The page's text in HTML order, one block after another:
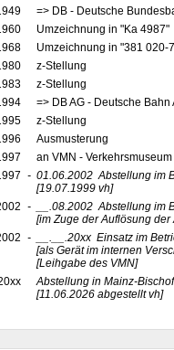
=> DB - Deutsche
Umzeichnung in "Ka 4987"
Umzeichnung in "381 020-
z-Stellung
z-Stellung
=> DB AG - Deutsche
z-Stellung
Ausmusterung
an VMN -
- 01.06.2002 Abstellung im
[19.07.1999 vh]
- __.08.2002 Abstellung im
[im Zuge der Auflösung
- __.__.20xx Einsatz im
[als Gerät im internen
[Leihgabe des VMN]
Abstellung in Mainz-
[11.06.2026 abgestellt vh]